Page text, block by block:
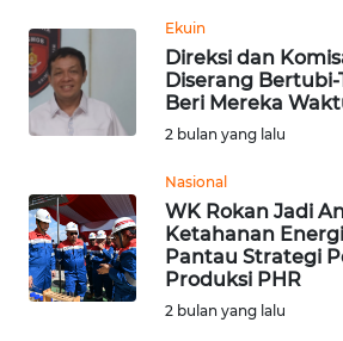
Ekuin
Direksi dan
Diserang Bertubi-
Beri Mereka
2 bulan yang lalu
Nasional
WK Rokan Jadi
Ketahanan
Pantau Strategi
Produksi PHR
2 bulan yang lalu
WN
BENGKULU
LAMPUNG
WN
JATENG